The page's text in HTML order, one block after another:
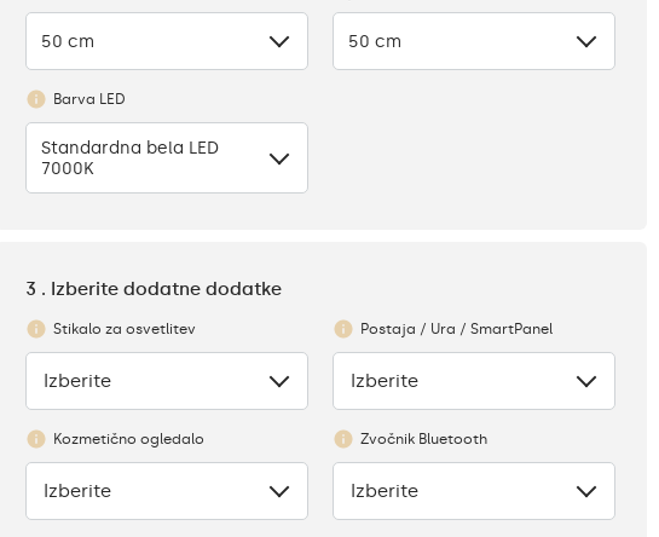
50 cm 50 cm
Barva LED
Standardna bela LED
7000K
3 . Izberite dodatne dodatke
Stikalo za osvetlitev
Ni
Izberite
Postaja / Ura / SmartPanel
Ni
Izberite
Kozmetično ogledalo
Ni
Izberite
Zvočnik Bluetooth
Ni
Izberite